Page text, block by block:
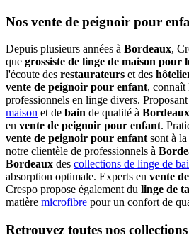
Nos vente de peignoir pour
Depuis plusieurs années à Bordeaux,
que grossiste de linge de maison pour
l'écoute des restaurateurs et des
vente de peignoir pour enfant, connaît
professionnels en linge divers.
maison et de bain de qualité à Bordeaux
en vente de peignoir pour enfant.
vente de peignoir pour enfant sont à
notre clientèle de professionnels à
Bordeaux des collections de linge de
absorption optimale. Experts en vente
Crespo propose également du linge de
matière microfibre pour un confort de
Retrouvez toutes nos